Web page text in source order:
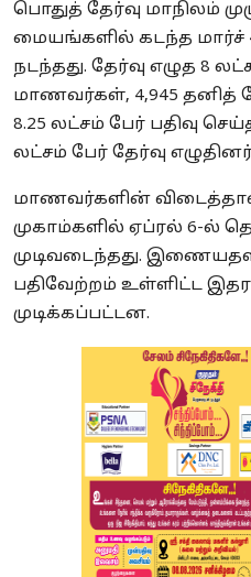
பொதுத் தேர்வு மாநிலம்
மையங்களில் கடந்த மார்ச்
நடந்தது. தேர்வு எழுத 8
மாணவர்கள், 4,945
8.25 லட்சம் பேர் பதிவு
லட்சம் பேர் தேர்வு
மாணவர்களின் விடைத்தாள்
முகாம்களில் ஏப்ரல் 6-ல்
முடிவடைந்தது.
பதிவேற்றம் உள்ளிட்ட
முடிக்கப்பட்டன.